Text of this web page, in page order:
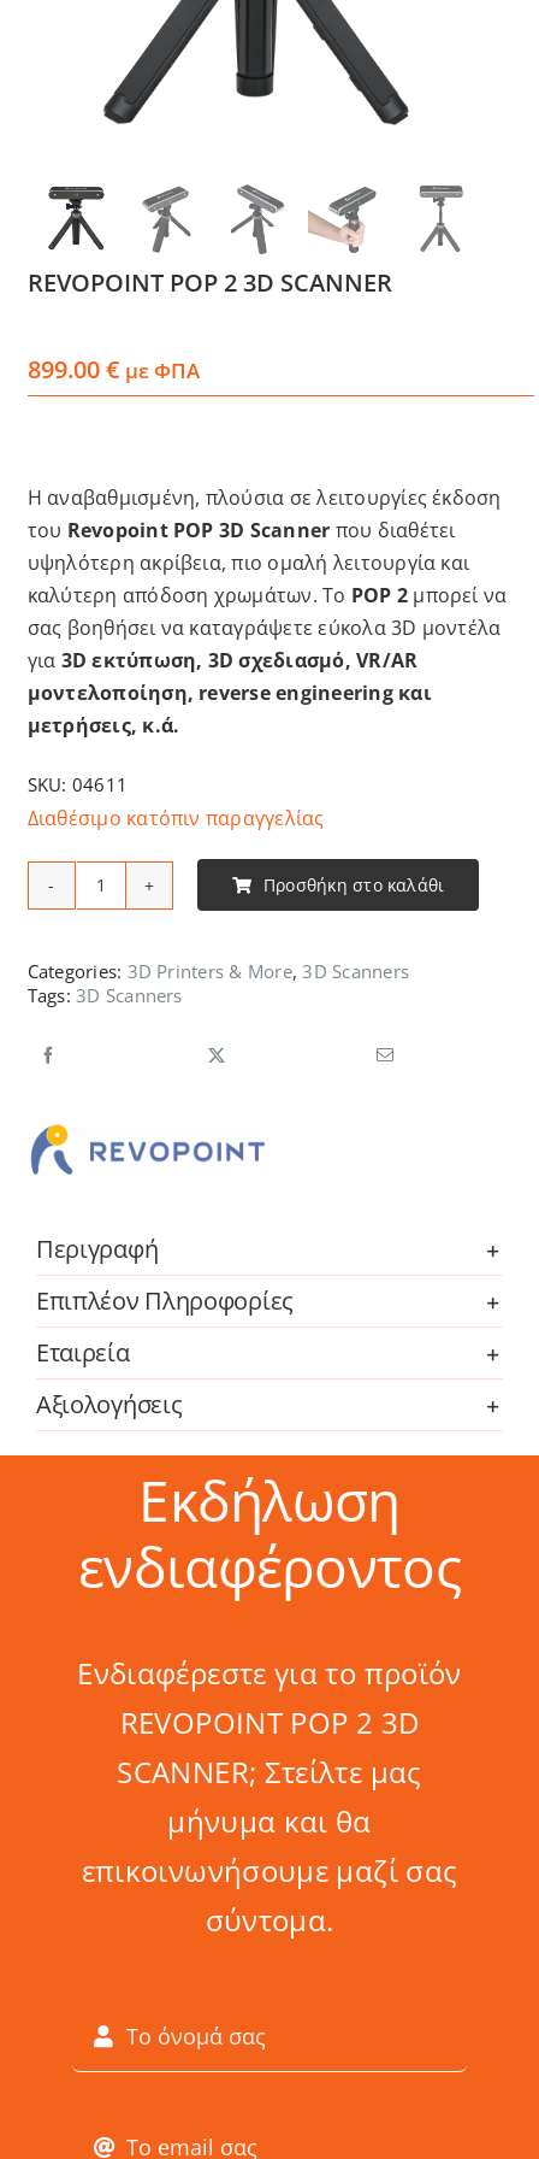
Services
Software
Blog
REVOPOINT POP 2 3D SCANNER
899.00€ με ΦΠΑ
Η αναβαθμισμένη, πλούσια σε λειτουργίες έκδοση
του Revopoint POP 3D Scanner που διαθέτει
υψηλότερη ακρίβεια, πιο ομαλή λειτουργία και
καλύτερη απόδοση χρωμάτων. Το POP 2 μπορεί να
σας βοηθήσει να καταγράψετε εύκολα 3D μοντέλα
για 3D εκτύπωση, 3D σχεδιασμό, VR/AR
μοντελοποίηση, reverse engineering και
μετρήσεις, κ.ά.
SKU: 04611
Διαθέσιμο κατόπιν παραγγελίας
REVOPOINT
2
3D
Προσθήκη στο καλάθι
Categories: 3D Printers & More,3D Scanners
Tags:3D Scanners
Περιγραφή
Επιπλέον Πληροφορίες
Εταιρεία
Αξιολογήσεις
Εκδήλωση
ενδιαφέροντος
Ενδιαφέρεστε για το προϊόν
REVOPOINT POP 2 3D
SCANNER; Στείλτε μας
μήνυμα και θα
επικοινωνήσουμε μαζί σας
σύντομα.